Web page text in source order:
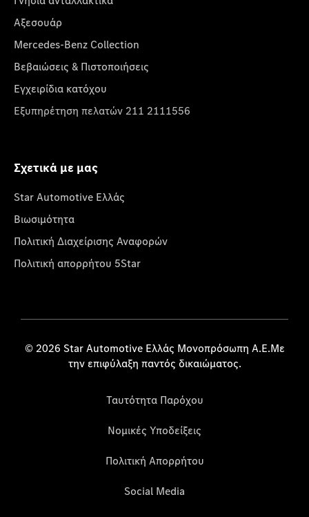
Αξεσουάρ
Mercedes-Benz Collection
Βεβαιώσεις & Πιστοποιήσεις
Εγχειρίδια κατόχου
Εξυπηρέτηση πελατών 211 2111556
Σχετικά με μας
Star Automotive Ελλάς
Βιωσιμότητα
Πολιτική Διαχείρισης Αναφορών
Πολιτική απορρήτου 5Star
© 2026 Star Automotive Ελλάς Μονοπρόσωπη Α.Ε.Με
την επιφύλαξη παντός δικαιώματος.
Ταυτότητα Παρόχου
Νομικές Υποδείξεις
Πολιτική Απορρήτου
Social Media